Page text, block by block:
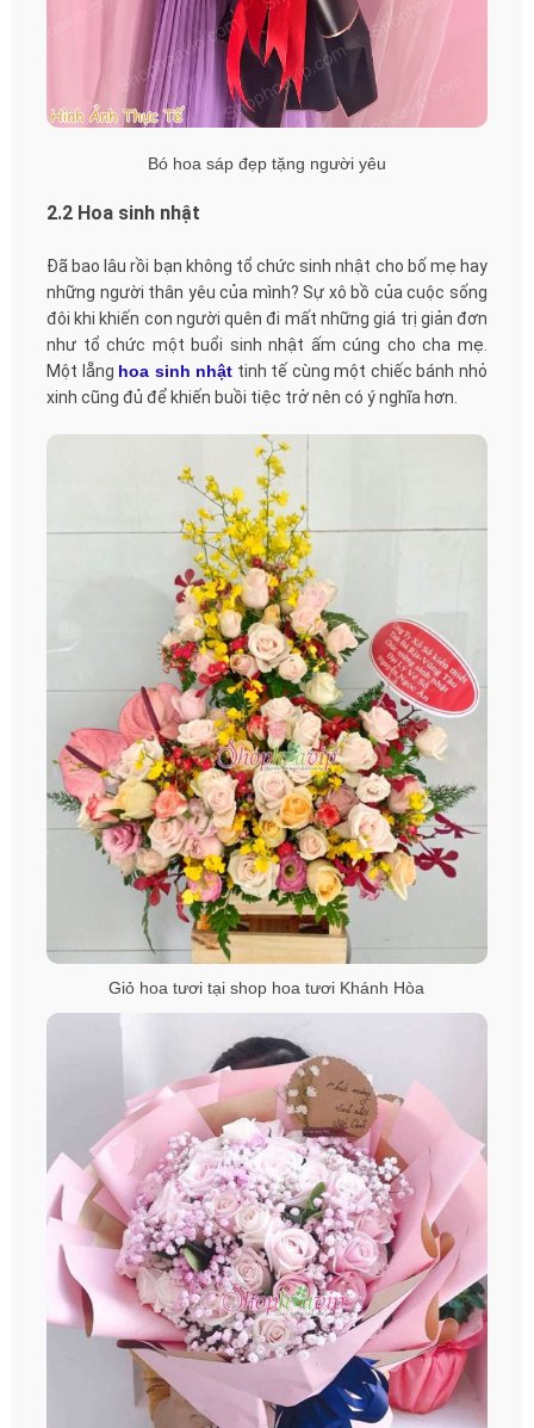
Bó hoa sáp đẹp tặng người yêu
2.2 Hoa sinh nhật
Đã bao lâu rồi bạn không tổ chức sinh nhật cho bố mẹ hay
những người thân yêu của mình? Sự xô bồ của cuộc sống
đôi khi khiến con người quên đi mất những giá trị giản đơn
như tổ chức một buổi sinh nhật ấm cúng cho cha mẹ.
Một lẵng hoa sinh nhật tinh tế cùng một chiếc bánh nhỏ
xinh cũng đủ để khiến buồi tiệc trở nên có ý nghĩa hơn.
Giỏ hoa tươi tại shop hoa tươi Khánh Hòa